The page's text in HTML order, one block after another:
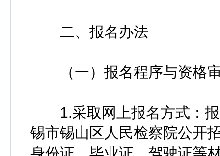
二、报名办法
（一）报名程序与资格
1.采取网上报名方式：报
锡市锡山区人民检察院公开